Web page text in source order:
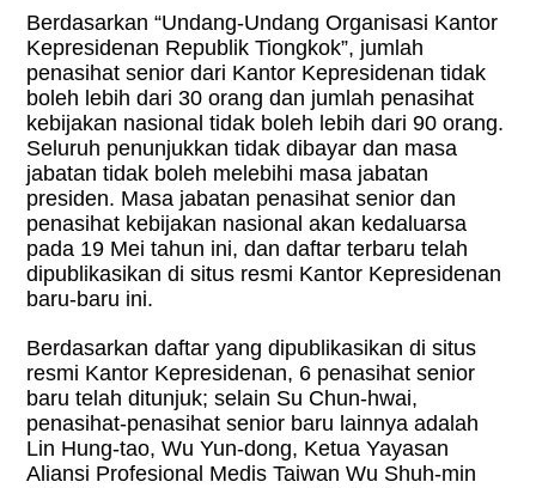
Berdasarkan “Undang-Undang Organisasi Kantor
Kepresidenan Republik Tiongkok”, jumlah
penasihat senior dari Kantor Kepresidenan tidak
boleh lebih dari 30 orang dan jumlah penasihat
kebijakan nasional tidak boleh lebih dari 90 orang.
Seluruh penunjukkan tidak dibayar dan masa
jabatan tidak boleh melebihi masa jabatan
presiden. Masa jabatan penasihat senior dan
penasihat kebijakan nasional akan kedaluarsa
pada 19 Mei tahun ini, dan daftar terbaru telah
dipublikasikan di situs resmi Kantor Kepresidenan
baru-baru ini.
Berdasarkan daftar yang dipublikasikan di situs
resmi Kantor Kepresidenan, 6 penasihat senior
baru telah ditunjuk; selain Su Chun-hwai,
penasihat-penasihat senior baru lainnya adalah
Lin Hung-tao, Wu Yun-dong, Ketua Yayasan
Aliansi Profesional Medis Taiwan Wu Shuh-min